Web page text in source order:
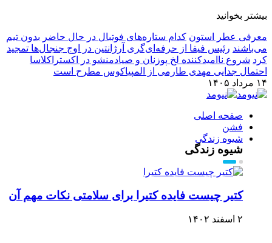
بیشتر بخوانید
معرفی عطر استون کدام ستاره‌های فوتبال در حال حاضر بدون تیم
می‌باشند رئیس فیفا از حرفه‌ای‌گری آرژانتین در اوج جنجال‌ها تمجید
کرد شروع ناامیدکننده لخ پوزنان و صیادمنشو در اکستراکلاسا
احتمال جدایی مهدی طارمی از المپیاکوس مطرح است
۱۴ مرداد ۱۴۰۵
صفحه اصلی
فشن
شیوه زندگی
شیوه زندگی
کتیر چیست فایده کتیرا برای سلامتی نکات مهم آن
۲ اسفند ۱۴۰۲